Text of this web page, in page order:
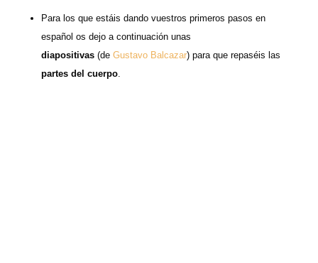
Para los que estáis dando vuestros primeros pasos en
español os dejo a continuación unas
diapositivas(de Gustavo Balcazar) para que repaséis las
partes del cuerpo.